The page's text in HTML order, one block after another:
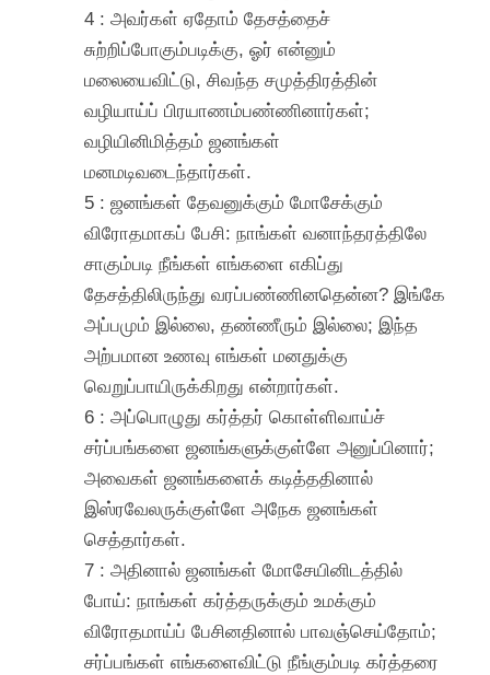
4 : அவர்கள் ஏதோம் தேசத்தைச்
சுற்றிப்போகும்படிக்கு, ஓர் என்னும்
மலையைவிட்டு, சிவந்த சமுத்திரத்தின்
வழியாய்ப் பிரயாணம்பண்ணினார்கள்;
வழியினிமித்தம் ஜனங்கள்
மனமடிவடைந்தார்கள்.
5 : ஜனங்கள் தேவனுக்கும் மோசேக்கும்
விரோதமாகப் பேசி: நாங்கள் வனாந்தரத்திலே
சாகும்படி நீங்கள் எங்களை எகிப்து
தேசத்திலிருந்து வரப்பண்ணினதென்ன? இங்கே
அப்பமும் இல்லை, தண்ணீரும் இல்லை; இந்த
அற்பமான உணவு எங்கள் மனதுக்கு
வெறுப்பாயிருக்கிறது என்றார்கள்.
6 : அப்பொழுது கர்த்தர் கொள்ளிவாய்ச்
சர்ப்பங்களை ஜனங்களுக்குள்ளே அனுப்பினார்;
அவைகள் ஜனங்களைக் கடித்ததினால்
இஸ்ரவேலருக்குள்ளே அநேக ஜனங்கள்
செத்தார்கள்.
7 : அதினால் ஜனங்கள் மோசேயினிடத்தில்
போய்: நாங்கள் கர்த்தருக்கும் உமக்கும்
விரோதமாய்ப் பேசினதினால் பாவஞ்செய்தோம்;
சர்ப்பங்கள் எங்களைவிட்டு நீங்கும்படி கர்த்தரை